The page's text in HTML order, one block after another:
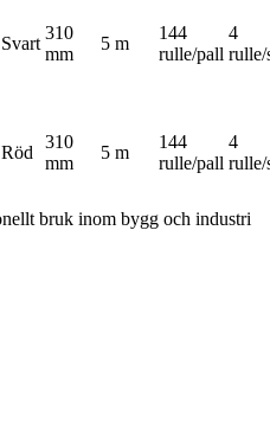
Svart
310
mm
5 m
144
rulle/pall
4
rulle/
Röd
310
mm
5 m
144
rulle/pall
4
rulle/